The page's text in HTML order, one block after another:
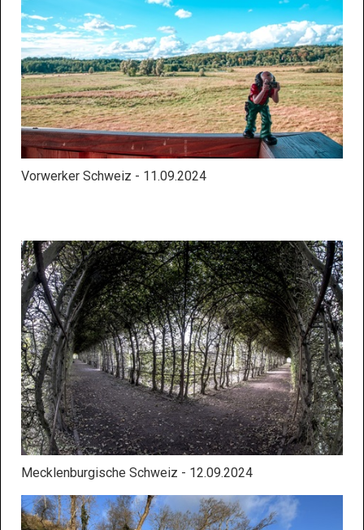
Vorwerker Schweiz - 11.09.2024
Mecklenburgische Schweiz - 12.09.2024